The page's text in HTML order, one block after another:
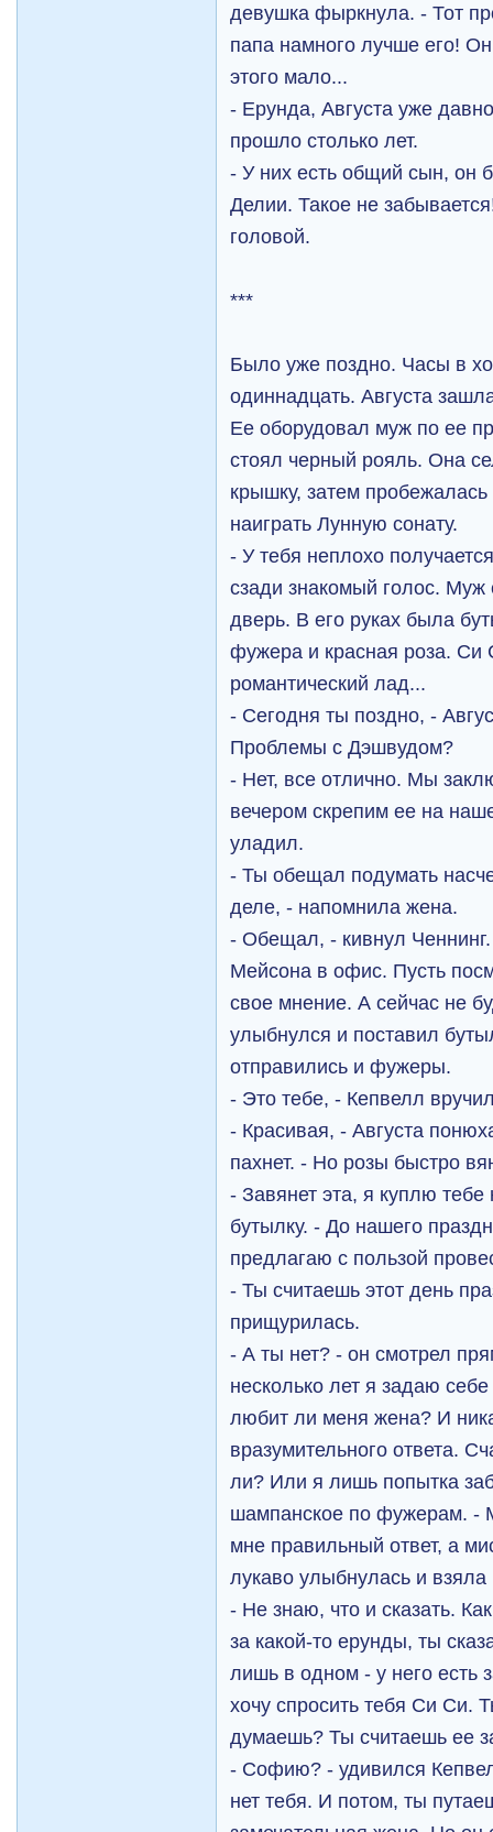
девушка фыркнула. - Тот
папа намного лучше его!
этого мало...
- Ерунда, Августа уже
прошло столько лет.
- У них есть общий сын, он
Делии. Такое не
головой.
***
Было уже поздно. Часы в
одиннадцать. Августа
Ее оборудовал муж по ее
стоял черный рояль. Она
крышку, затем
наиграть Лунную сонату.
- У тебя неплохо
сзади знакомый голос. Муж
дверь. В его руках была
фужера и красная роза. Си
романтический лад...
- Сегодня ты поздно, -
Проблемы с Дэшвудом?
- Нет, все отлично. Мы
вечером скрепим ее на
уладил.
- Ты обещал подумать
деле, - напомнила жена.
- Обещал, - кивнул
Мейсона в офис. Пусть
свое мнение. А сейчас не
улыбнулся и поставил
отправились и фужеры.
- Это тебе, - Кепвелл
- Красивая, - Августа
пахнет. - Но розы быстро
- Завянет эта, я куплю
бутылку. - До нашего
предлагаю с пользой
- Ты считаешь этот день
прищурилась.
- А ты нет? - он смотрел
несколько лет я задаю
любит ли меня жена? И
вразумительного ответа.
ли? Или я лишь попытка
шампанское по фужерам. -
мне правильный ответ, а
лукаво улыбнулась и взяла
- Не знаю, что и сказать.
за какой-то ерунды, ты
лишь в одном - у него есть
хочу спросить тебя Си Си.
думаешь? Ты считаешь ее
- Софию? - удивился
нет тебя. И потом, ты